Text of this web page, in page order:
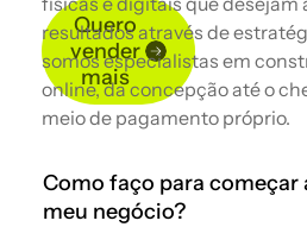
Quero
vender
mais
resultados através de
somos especialistas em
online, da concepção até o
meio de pagamento próprio.
Como faço para começar
meu negócio?